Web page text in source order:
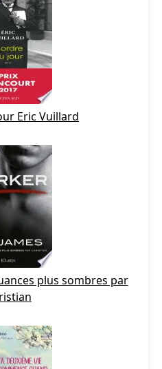
Eric Vuillard
plus sombres par